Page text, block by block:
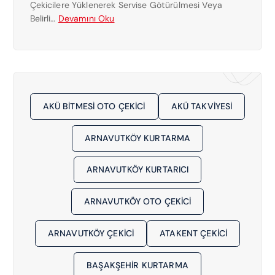
I
C
7
1
5
1
6
1
Çekicilere Yüklenerek Servise Götürülmesi Veya
Belirli… Devamını Oku:
Y
E
N
Y
A
K
N
Ç
E
K
I
AKÜ BITMESI OTO ÇEKICI AKÜ TAKVIYESI
ARNAVUTKÖY KURTARMA
ARNAVUTKÖY KURTARICI
ARNAVUTKÖY OTO ÇEKICI
ARNAVUTKÖY ÇEKICI ATAKENT ÇEKICI
BAŞAKŞEHIR KURTARMA